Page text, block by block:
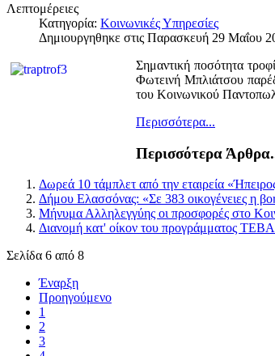
Λεπτομέρειες
Κατηγορία: Κοινωνικές Υπηρεσίες
Δημιουργηθηκε στις Παρασκευή 29 Μαΐου
Σημαντική ποσότητα
Φωτεινή Μπλιάτσου
του Κοινωνικού
Περισσότερα...
Περισσότερα
Δωρεά 10 τάμπλετ από την εταιρεία
Δήμου Ελασσόνας: «Σε 383 οικογένειες η
Μήνυμα Αλληλεγγύης οι προσφορές στο
Διανομή κατ' οίκον του προγράμματος
Σελίδα 6 από 8
Έναρξη
Προηγούμενο
1
2
3